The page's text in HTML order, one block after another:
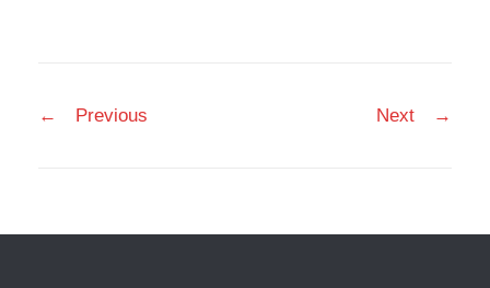
navigation
← Previous Next →